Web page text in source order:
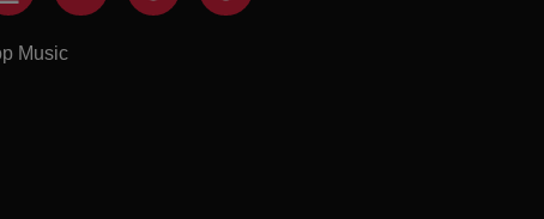
Music